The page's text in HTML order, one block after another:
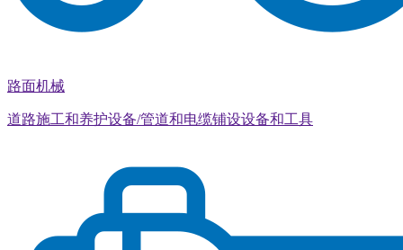
路面机械
道路施工和养护设备/管道和电缆铺设设备和工具